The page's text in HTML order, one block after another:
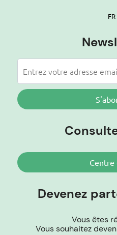
FR
Centre
Devenez
Vous êtes
Vous souhaitez